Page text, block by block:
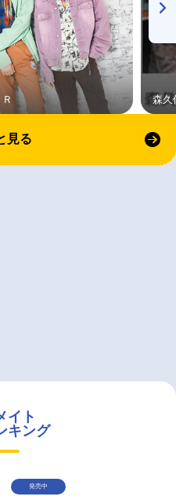
森久
見る
イト
キング
発売中